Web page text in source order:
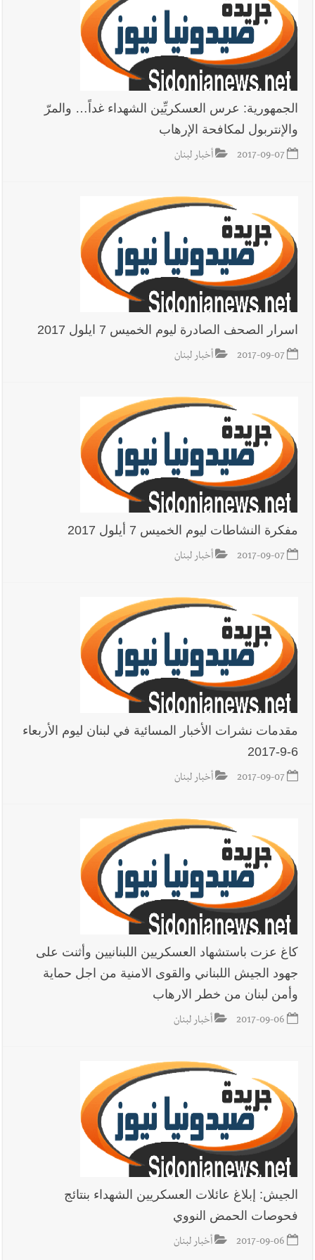
الجمهورية: عرس العسكريِّين الشهداء غداً… والمرّ
والإنتربول لمكافحة الإرهاب
2017-09-07 أخبار لبنان
اسرار الصحف الصادرة ليوم الخميس 7 ايلول 2017
2017-09-07 أخبار لبنان
مفكرة النشاطات ليوم الخميس 7 أيلول 2017
2017-09-07 أخبار لبنان
مقدمات نشرات الأخبار المسائية في لبنان ليوم الأربعاء
6-9-2017
2017-09-07 أخبار لبنان
كاغ عزت باستشهاد العسكريين اللبنانيين وأثنت على
جهود الجيش اللبناني والقوى الامنية من اجل حماية
وأمن لبنان من خطر الارهاب
2017-09-06 أخبار لبنان
الجيش: إبلاغ عائلات العسكريين الشهداء بنتائج
فحوصات الحمض النووي
2017-09-06 أخبار لبنان